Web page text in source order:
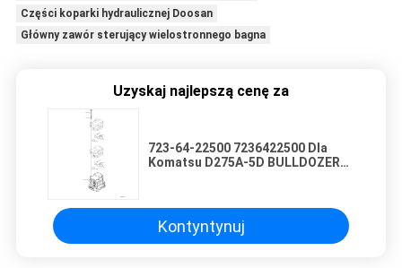
Części koparki hydraulicznej Doosan
Główny zawór sterujący wielostronnego bagna
Uzyskaj najlepszą cenę za
723-64-22500 7236422500 Dla
Komatsu D275A-5D BULLDOZERY
budowlanej Pojazd
Kontyntynuj